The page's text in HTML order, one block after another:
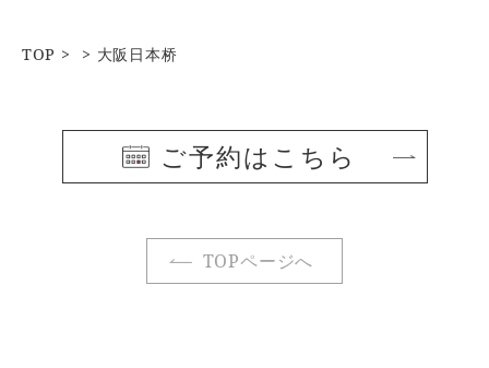
TOP 大阪日本桥
ご予約はこちら
TOPページへ